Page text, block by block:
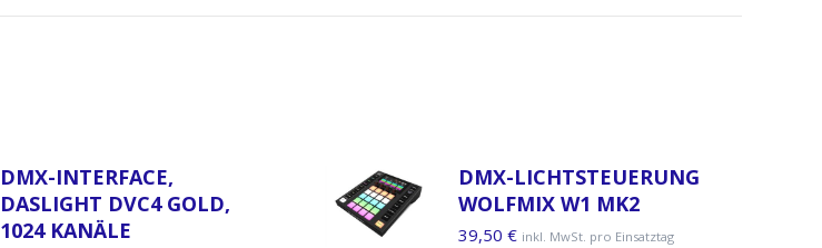
DMX-INTERFACE,
DASLIGHT DVC4 GOLD,
1024 KANÄLE
DMX-LICHTSTEUERUNG
WOLFMIX W1 MK2
39,50 € inkl. MwSt. pro Einsatztag